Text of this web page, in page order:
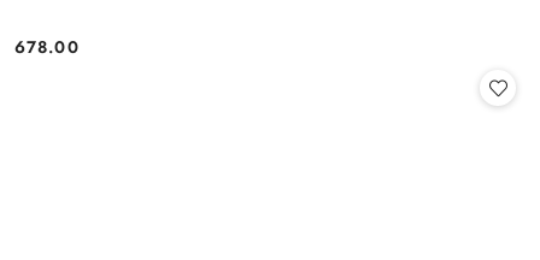
Cena:
678.00